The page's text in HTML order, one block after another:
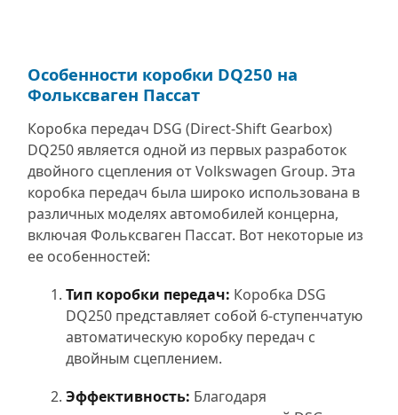
Особенности коробки DQ250 на
Фольксваген Пассат
Коробка передач DSG (Direct-Shift Gearbox)
DQ250 является одной из первых разработок
двойного сцепления от Volkswagen Group. Эта
коробка передач была широко использована в
различных моделях автомобилей концерна,
включая Фольксваген Пассат. Вот некоторые из
ее особенностей:
Тип коробки передач: Коробка DSG
DQ250 представляет собой 6-ступенчатую
автоматическую коробку передач с
двойным сцеплением.
Эффективность: Благодаря